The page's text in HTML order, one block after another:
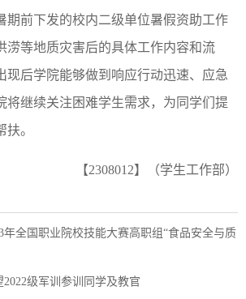
期前下发的校内二级单位暑假资助工作
涝等地质灾害后的具体工作内容和流
现后学院能够做到响应行动迅速、应急
将继续关注困难学生需求，为同学们提
。
【2308012】（学生工作部）
年全国职业院校技能大赛高职组“食品安全与质
级军训参训同学及教官